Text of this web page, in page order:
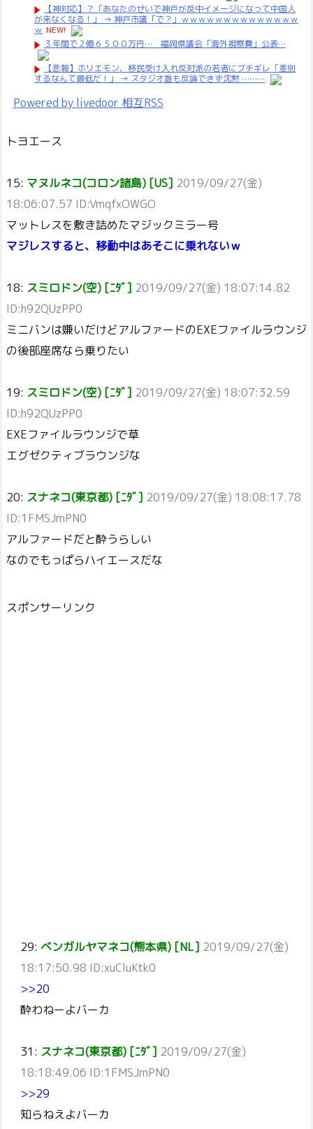
【神対応】？「あなたのせいで神戸が反中イメージになって中国人
が来なくなる！」 → 神戸市議「で？」ｗｗｗｗｗｗｗｗｗｗｗｗｗｗ
ｗ NEW!
３年間で２億６５００万円… 福岡県議会「海外視察費」公表…
【悲報】ホリエモン、移民受け入れ反対派の若者にブチギレ「差別
するなんて最低だ！」 → スタジオ誰も反論できず沈黙 ………
Powered by livedoor 相互RSS
トヨエース
15: マヌルネコ(コロン諸島) [US] 2019/09/27(金)
18:06:07.57 ID:VmqfxOWGO
マットレスを敷き詰めたマジックミラー号
マジレスすると、移動中はあそこに乗れないｗ
18: スミロドン(空) [ﾆﾀﾞ] 2019/09/27(金) 18:07:14.82
ID:h92QUzPP0
ミニバンは嫌いだけどアルファードのEXEファイルラウンジ
の後部座席なら乗りたい
19: スミロドン(空) [ﾆﾀﾞ] 2019/09/27(金) 18:07:32.59
ID:h92QUzPP0
EXEファイルラウンジで草
エグゼクティブラウンジな
20: スナネコ(東京都) [ﾆﾀﾞ] 2019/09/27(金) 18:08:17.78
ID:1FMSJmPN0
アルファードだと酔うらしい
なのでもっぱらハイエースだな
スポンサーリンク
29: ベンガルヤマネコ(熊本県) [NL] 2019/09/27(金)
18:17:50.98 ID:xuCluKtk0
>>20
酔わねーよバーカ
31: スナネコ(東京都) [ﾆﾀﾞ] 2019/09/27(金)
18:18:49.06 ID:1FMSJmPN0
>>29
知らねえよバーカ